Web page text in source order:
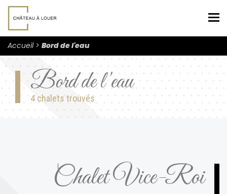
Accueil Bord de l'eau
Bord de l'eau
4 chalets trouvés
Chalet Vice-Roi